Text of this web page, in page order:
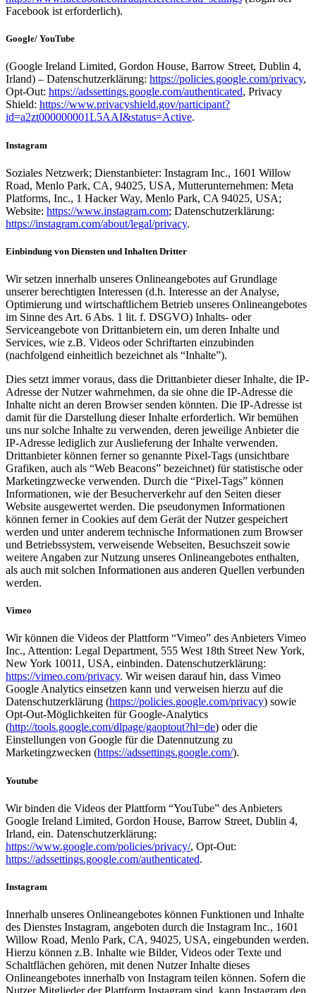
Facebook ist erforderlich).
Google/ YouTube
(Google Ireland Limited, Gordon House, Barrow Street, Dublin 4,
Irland) – Datenschutzerklärung: https://policies.google.com/privacy,
Opt-Out: https://adssettings.google.com/authenticated, Privacy
Shield: https://www.privacyshield.gov/participant?
id=a2zt000000001L5AAI&status=Active.
Instagram
Soziales Netzwerk; Dienstanbieter: Instagram Inc., 1601 Willow
Road, Menlo Park, CA, 94025, USA, Mutterunternehmen: Meta
Platforms, Inc., 1 Hacker Way, Menlo Park, CA 94025, USA;
Website: https://www.instagram.com; Datenschutzerklärung:
https://instagram.com/about/legal/privacy.
Einbindung von Diensten und Inhalten Dritter
Wir setzen innerhalb unseres Onlineangebotes auf Grundlage
unserer berechtigten Interessen (d.h. Interesse an der Analyse,
Optimierung und wirtschaftlichem Betrieb unseres Onlineangebotes
im Sinne des Art. 6 Abs. 1 lit. f. DSGVO) Inhalts- oder
Serviceangebote von Drittanbietern ein, um deren Inhalte und
Services, wie z.B. Videos oder Schriftarten einzubinden
(nachfolgend einheitlich bezeichnet als “Inhalte”).
Dies setzt immer voraus, dass die Drittanbieter dieser Inhalte, die IP-
Adresse der Nutzer wahrnehmen, da sie ohne die IP-Adresse die
Inhalte nicht an deren Browser senden könnten. Die IP-Adresse ist
damit für die Darstellung dieser Inhalte erforderlich. Wir bemühen
uns nur solche Inhalte zu verwenden, deren jeweilige Anbieter die
IP-Adresse lediglich zur Auslieferung der Inhalte verwenden.
Drittanbieter können ferner so genannte Pixel-Tags (unsichtbare
Grafiken, auch als “Web Beacons” bezeichnet) für statistische oder
Marketingzwecke verwenden. Durch die “Pixel-Tags” können
Informationen, wie der Besucherverkehr auf den Seiten dieser
Website ausgewertet werden. Die pseudonymen Informationen
können ferner in Cookies auf dem Gerät der Nutzer gespeichert
werden und unter anderem technische Informationen zum Browser
und Betriebssystem, verweisende Webseiten, Besuchszeit sowie
weitere Angaben zur Nutzung unseres Onlineangebotes enthalten,
als auch mit solchen Informationen aus anderen Quellen verbunden
werden.
Vimeo
Wir können die Videos der Plattform “Vimeo” des Anbieters Vimeo
Inc., Attention: Legal Department, 555 West 18th Street New York,
New York 10011, USA, einbinden. Datenschutzerklärung:
https://vimeo.com/privacy. Wir weisen darauf hin, dass Vimeo
Google Analytics einsetzen kann und verweisen hierzu auf die
Datenschutzerklärung (https://policies.google.com/privacy) sowie
Opt-Out-Möglichkeiten für Google-Analytics
(http://tools.google.com/dlpage/gaoptout?hl=de) oder die
Einstellungen von Google für die Datennutzung zu
Marketingzwecken (https://adssettings.google.com/).
Youtube
Wir binden die Videos der Plattform “YouTube” des Anbieters
Google Ireland Limited, Gordon House, Barrow Street, Dublin 4,
Irland, ein. Datenschutzerklärung:
https://www.google.com/policies/privacy/, Opt-Out:
https://adssettings.google.com/authenticated.
Instagram
Innerhalb unseres Onlineangebotes können Funktionen und Inhalte
des Dienstes Instagram, angeboten durch die Instagram Inc., 1601
Willow Road, Menlo Park, CA, 94025, USA, eingebunden werden.
Hierzu können z.B. Inhalte wie Bilder, Videos oder Texte und
Schaltflächen gehören, mit denen Nutzer Inhalte dieses
Onlineangebotes innerhalb von Instagram teilen können. Sofern die